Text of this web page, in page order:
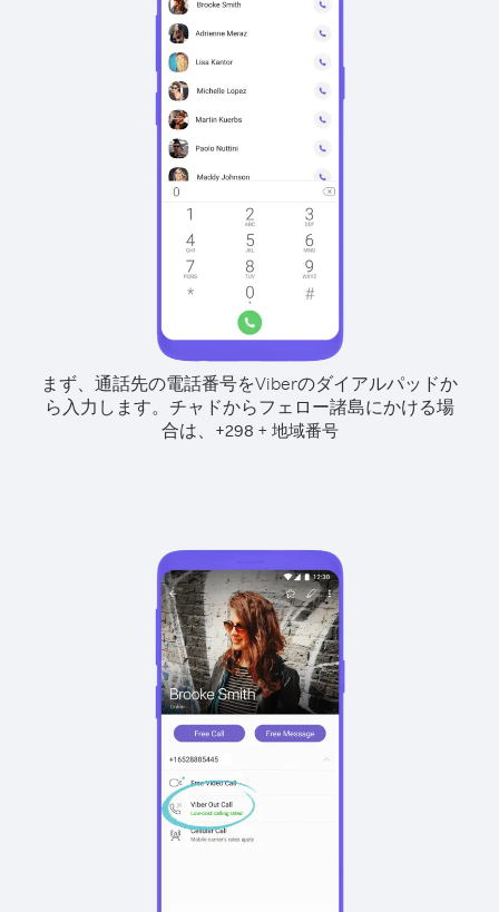
まず、通話先の電話番号をViberのダイアルパッドか
ら入力します。 チャドからフェロー諸島にかける場
合は、
+298 + 地域番号